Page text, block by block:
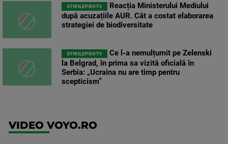
STIRILEPROTV
Reacția Ministerului Mediului
după acuzațiile AUR. Cât a costat elaborarea
strategiei de biodiversitate
STIRILEPROTV
Ce l-a nemulțumit pe Zelenski
la Belgrad, în prima sa vizită oficială în
Serbia: „Ucraina nu are timp pentru
scepticism”
VIDEO VOYO.RO